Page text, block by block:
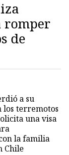
romper
de
a su
los terremotos
una visa
la familia
Chile